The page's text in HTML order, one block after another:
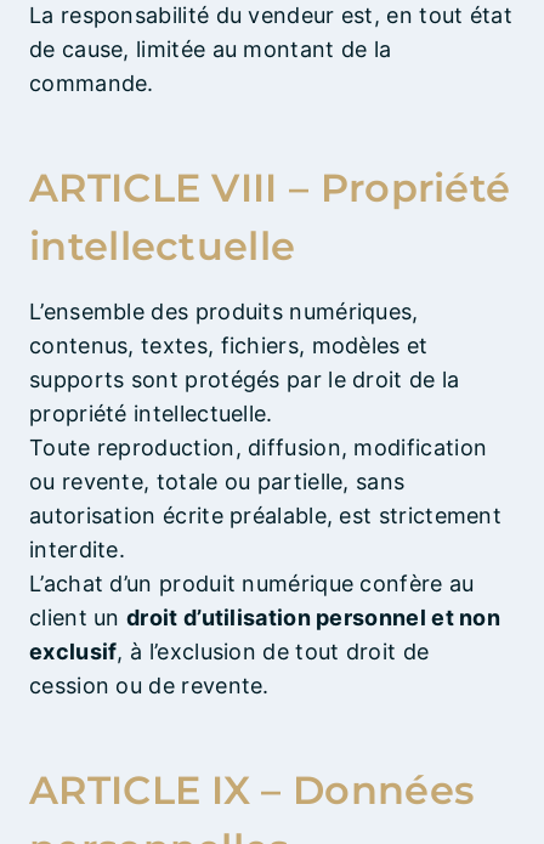
La responsabilité du vendeur est, en tout état
de cause, limitée au montant de la
commande.
ARTICLE VIII – Propriété
intellectuelle
L’ensemble des produits numériques,
contenus, textes, fichiers, modèles et
supports sont protégés par le droit de la
propriété intellectuelle.
Toute reproduction, diffusion, modification
ou revente, totale ou partielle, sans
autorisation écrite préalable, est strictement
interdite.
L’achat d’un produit numérique confère au
client undroit d’utilisation personnel et non
exclusif, à l’exclusion de tout droit de
cession ou de revente.
ARTICLE IX – Données